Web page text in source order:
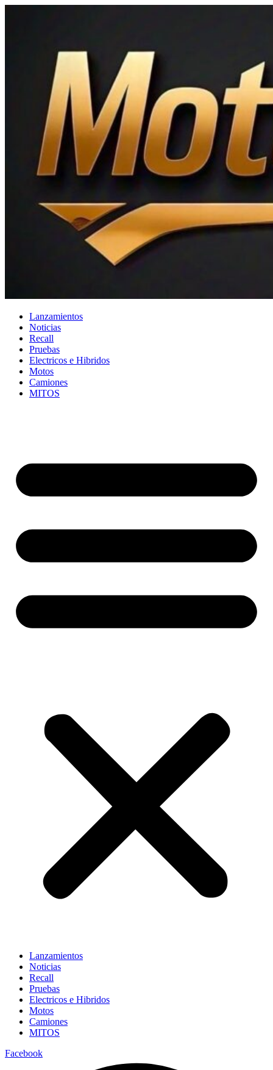
Lanzamientos
Noticias
Recall
Pruebas
Electricos e Hibridos
Motos
Camiones
MITOS
Lanzamientos
Noticias
Recall
Pruebas
Electricos e Hibridos
Motos
Camiones
MITOS
Facebook